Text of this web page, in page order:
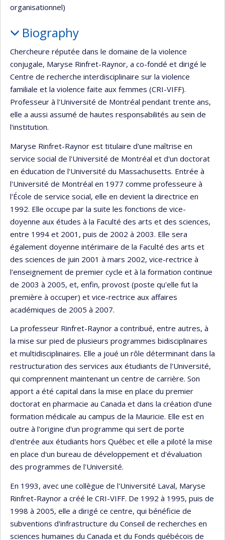
organisationnel)
Biography
Chercheure réputée dans le domaine de la violence
conjugale, Maryse Rinfret-Raynor, a co-fondé et dirigé le
Centre de recherche interdisciplinaire sur la violence
familiale et la violence faite aux femmes (CRI-VIFF).
Professeur à l'Université de Montréal pendant trente ans,
elle a aussi assumé de hautes responsabilités au sein de
l'institution.
Maryse Rinfret-Raynor est titulaire d'une maîtrise en
service social de l'Université de Montréal et d'un doctorat
en éducation de l'Université du Massachusetts. Entrée à
l'Université de Montréal en 1977 comme professeure à
l'École de service social, elle en devient la directrice en
1992. Elle occupe par la suite les fonctions de vice-
doyenne aux études à la Faculté des arts et des sciences,
entre 1994 et 2001, puis de 2002 à 2003. Elle sera
également doyenne intérimaire de la Faculté des arts et
des sciences de juin 2001 à mars 2002, vice-rectrice à
l'enseignement de premier cycle et à la formation continue
de 2003 à 2005, et, enfin, provost (poste qu'elle fut la
première à occuper) et vice-rectrice aux affaires
académiques de 2005 à 2007.
La professeur Rinfret-Raynor a contribué, entre autres, à
la mise sur pied de plusieurs programmes bidisciplinaires
et multidisciplinaires. Elle a joué un rôle déterminant dans la
restructuration des services aux étudiants de l'Université,
qui comprennent maintenant un centre de carrière. Son
apport a été capital dans la mise en place du premier
doctorat en pharmacie au Canada et dans la création d'une
formation médicale au campus de la Mauricie. Elle est en
outre à l'origine d'un programme qui sert de porte
d'entrée aux étudiants hors Québec et elle a piloté la mise
en place d'un bureau de développement et d'évaluation
des programmes de l'Université.
En 1993, avec une collègue de l'Université Laval, Maryse
Rinfret-Raynor a créé le CRI-VIFF. De 1992 à 1995, puis de
1998 à 2005, elle a dirigé ce centre, qui bénéficie de
subventions d'infrastructure du Conseil de recherches en
sciences humaines du Canada et du Fonds québécois de